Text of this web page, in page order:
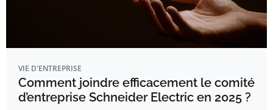
VIE D'ENTREPRISE
Comment joindre efficacement le comité
d’entreprise Schneider Electric en 2025 ?